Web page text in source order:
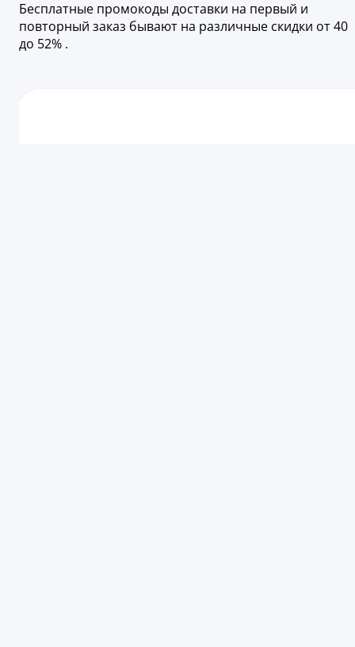
Бесплатные промокоды доставки на первый и
повторный заказ бывают на различные скидки от 40
до 52% .